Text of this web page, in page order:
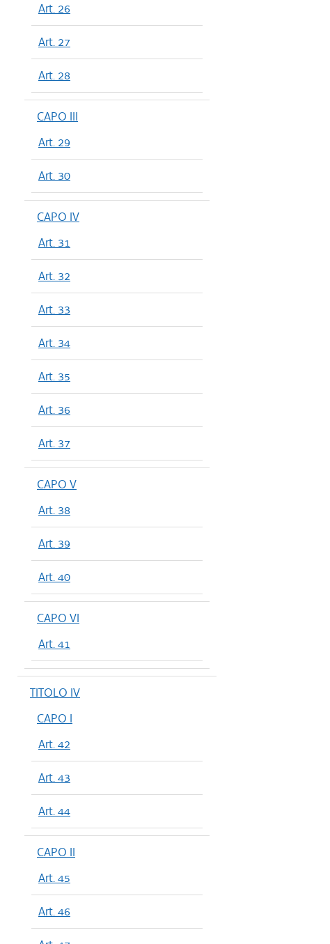
Art. 26
Art. 27
Art. 28
CAPO III
Art. 29
Art. 30
CAPO IV
Art. 31
Art. 32
Art. 33
Art. 34
Art. 35
Art. 36
Art. 37
CAPO V
Art. 38
Art. 39
Art. 40
CAPO VI
Art. 41
TITOLO IV
CAPO I
Art. 42
Art. 43
Art. 44
CAPO II
Art. 45
Art. 46